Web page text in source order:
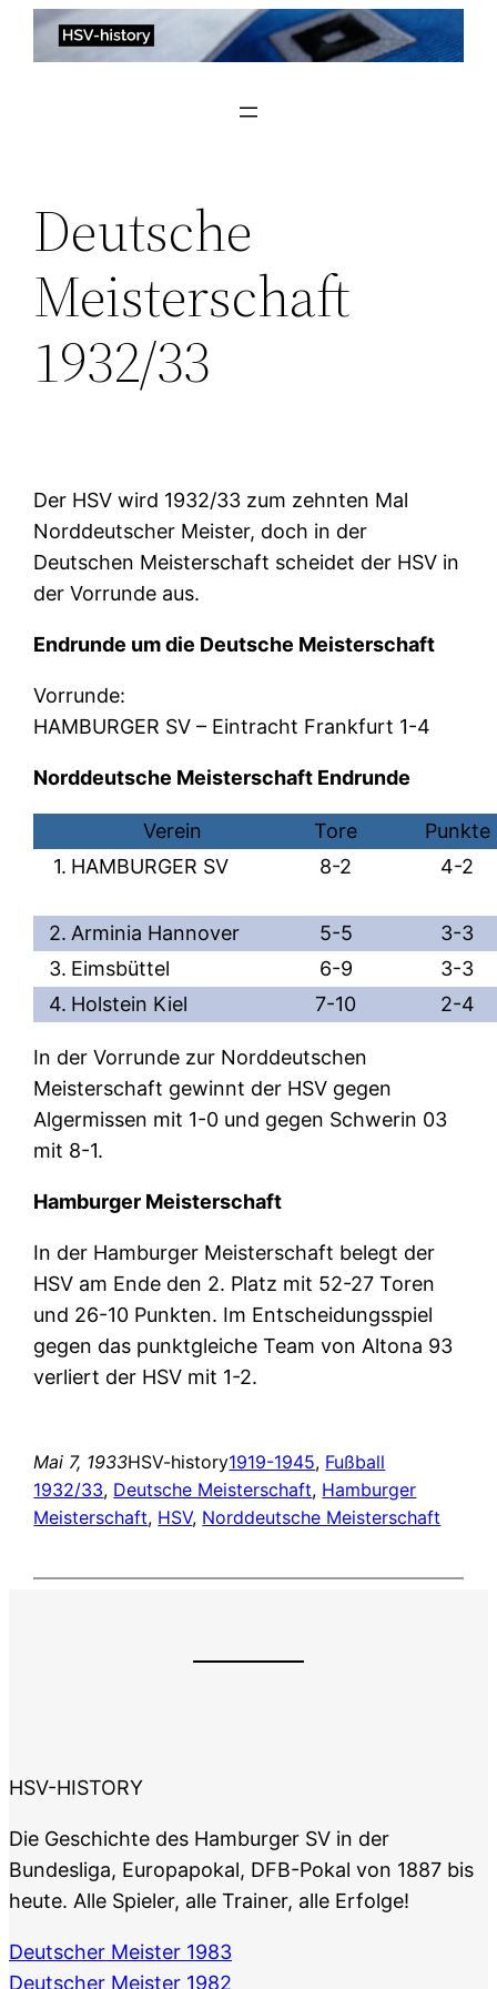
Zum
Inhalt
Deutsche
Meisterschaft
1932/33
Der HSV wird 1932/33 zum zehnten Mal
Norddeutscher Meister, doch in der
Deutschen Meisterschaft scheidet der HSV in
der Vorrunde aus.
Endrunde um die Deutsche Meisterschaft
Vorrunde:
HAMBURGER SV – Eintracht Frankfurt 1-4
Norddeutsche Meisterschaft Endrunde
Verein Tore
Punkte
1. HAMBURGER SV 8-2 4-2
2. Arminia Hannover 5-5
3-3
3. Eimsbüttel 6-9
3-3
4. Holstein Kiel 7-10 2-4
In der Vorrunde zur Norddeutschen
Meisterschaft gewinnt der HSV gegen
Algermissen mit 1-0 und gegen Schwerin 03
mit 8-1.
Hamburger Meisterschaft
In der Hamburger Meisterschaft belegt der
HSV am Ende den 2. Platz mit 52-27 Toren
und 26-10 Punkten. Im Entscheidungsspiel
gegen das punktgleiche Team von Altona 93
verliert der HSV mit 1-2.
Mai 7, 1933HSV-history1919-1945, Fußball
1932/33, Deutsche Meisterschaft, Hamburger
Meisterschaft, HSV, Norddeutsche Meisterschaft
HSV-HISTORY
Die Geschichte des Hamburger SV in der
Bundesliga, Europapokal, DFB-Pokal von 1887 bis
heute. Alle Spieler, alle Trainer, alle Erfolge!
Deutscher Meister 1983
Deutscher Meister 1982